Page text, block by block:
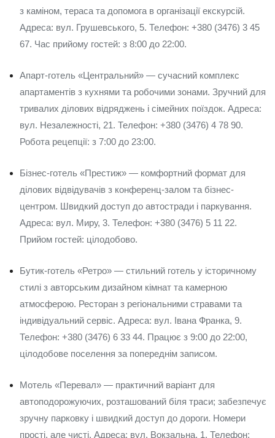
з каміном, тераса та допомога в організації екскурсій.
Адреса: вул. Грушевського, 5. Телефон: +380 (3476) 3 45
67. Час прийому гостей: з 8:00 до 22:00.
Апарт-готель «Центральний» — сучасний комплекс
апартаментів з кухнями та робочими зонами. Зручний для
тривалих ділових відряджень і сімейних поїздок. Адреса:
вул. Незалежності, 21. Телефон: +380 (3476) 4 78 90.
Робота рецепції: з 7:00 до 23:00.
Бізнес-готель «Престиж» — комфортний формат для
ділових відвідувачів з конференц-залом та бізнес-
центром. Швидкий доступ до автостради і паркування.
Адреса: вул. Миру, 3. Телефон: +380 (3476) 5 11 22.
Прийом гостей: цілодобово.
Бутик-готель «Ретро» — стильний готель у історичному
стилі з авторським дизайном кімнат та камерною
атмосферою. Ресторан з регіональними стравами та
індивідуальний сервіс. Адреса: вул. Івана Франка, 9.
Телефон: +380 (3476) 6 33 44. Працює з 9:00 до 22:00,
цілодобове поселення за попереднім записом.
Мотель «Перевал» — практичний варіант для
автоподорожуючих, розташований біля траси; забезпечує
зручну парковку і швидкий доступ до дороги. Номери
прості, але чисті. Адреса: вул. Вокзальна, 1. Телефон: